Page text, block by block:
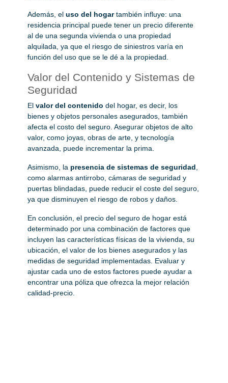
Además, el uso del hogartambién influye: una
residencia principal puede tener un precio diferente
al de una segunda vivienda o una propiedad
alquilada, ya que el riesgo de siniestros varía en
función del uso que se le dé a la propiedad.
Valor del Contenido y Sistemas de
Seguridad
El valor del contenido del hogar, es decir, los
bienes y objetos personales asegurados, también
afecta el costo del seguro. Asegurar objetos de alto
valor, como joyas, obras de arte, y tecnología
avanzada, puede incrementar la prima.
Asimismo, la presencia de sistemas de seguridad
como alarmas antirrobo, cámaras de seguridad y
puertas blindadas, puede reducir el coste del seguro,
ya que disminuyen el riesgo de robos y daños.
En conclusión, el precio del seguro de hogar está
determinado por una combinación de factores que
incluyen las características físicas de la vivienda, su
ubicación, el valor de los bienes asegurados y las
medidas de seguridad implementadas. Evaluar y
ajustar cada uno de estos factores puede ayudar a
encontrar una póliza que ofrezca la mejor relación
calidad-precio.